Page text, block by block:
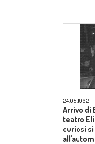
24.05.1962
Arrivo di
teatro
curiosi